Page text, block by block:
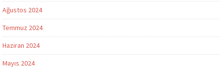
Ağustos 2024
Temmuz 2024
Haziran 2024
Mayıs 2024